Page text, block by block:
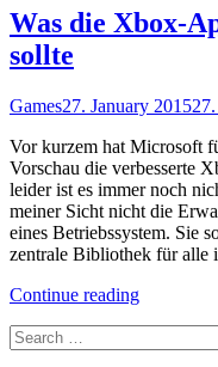
Windows
Bibliothek
Was die Xbox-
sollte
Games27. January 2015
Vor kurzem hat Microsoft
Vorschau die verbesserte
leider ist es immer noch
meiner Sicht nicht die
eines Betriebssystem. Sie
zentrale Bibliothek für alle
Continue reading"Was
Search
for: